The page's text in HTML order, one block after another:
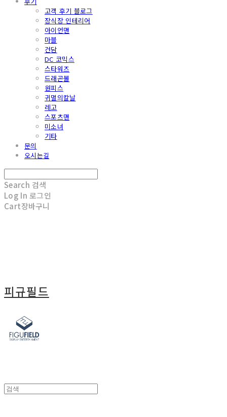
고객 후기 블로그
장식장 인테리어
아이언맨
마블
건담
DC 코믹스
스타워즈
드래곤볼
원피스
귀멸의칼날
레고
스포츠맨
미소녀
기타
문의
오시는길
Search 검색
Log In 로그인
Cart장바구니
피규필드